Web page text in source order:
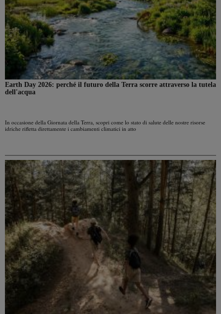
Earth Day 2026: perché il futuro della Terra scorre attraverso la tutela
dell'acqua
In occasione della Giornata della Terra, scopri come lo stato di salute delle nostre risorse
idriche rifletta direttamente i cambiamenti climatici in atto